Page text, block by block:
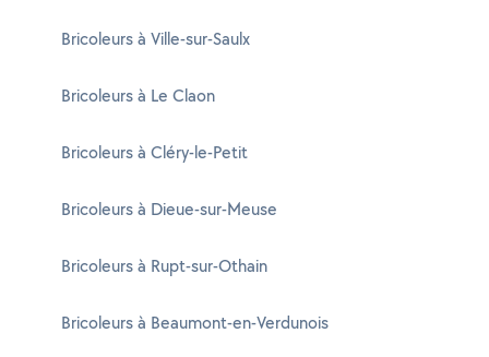
Bricoleurs à Ville-sur-Saulx
Bricoleurs à Le Claon
Bricoleurs à Cléry-le-Petit
Bricoleurs à Dieue-sur-Meuse
Bricoleurs à Rupt-sur-Othain
Bricoleurs à Beaumont-en-Verdunois